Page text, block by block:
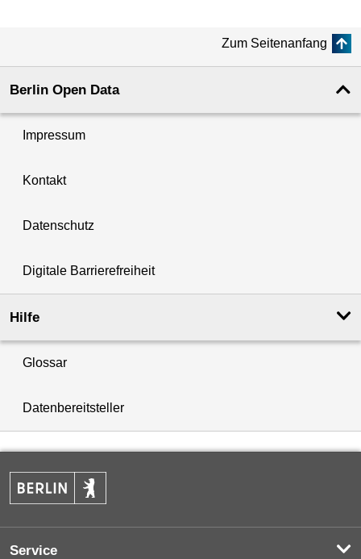
Zum Seitenanfang
Berlin Open Data
Impressum
Kontakt
Datenschutz
Digitale Barrierefreiheit
Hilfe
Glossar
Datenbereitsteller
Service